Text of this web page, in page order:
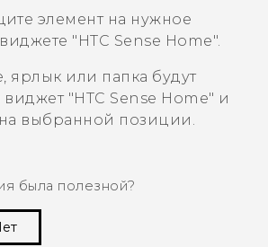
элемент на нужное
"‍ HTC Sense Home"‍.
ярлык или папка будут
"‍HTC Sense Home"‍ и
выбранной позиции.
была полезной?